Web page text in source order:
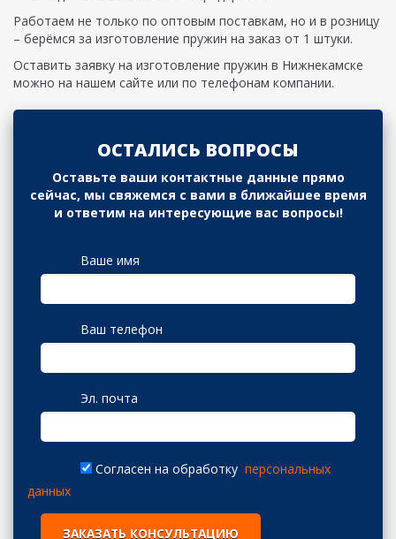
Работаем не только по оптовым поставкам, но и в розницу
– берёмся за изготовление пружин на заказ от 1 штуки.
Оставить заявку на изготовление пружин в Нижнекамске
можно на нашем сайте или по телефонам компании.
ОСТАЛИСЬ ВОПРОСЫ
Оставьте ваши контактные данные прямо
сейчас, мы свяжемся с вами в ближайшее время
и ответим на интересующие вас вопросы!
Ваше имя
Ваш телефон
Эл. почта
Согласен на обработку персональных
данных
ЗАКАЗАТЬ КОНСУЛЬТАЦИЮ